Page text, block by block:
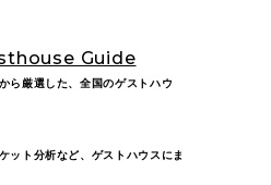
Guide
ら厳選した、全国のゲストハウ
ット分析など、ゲストハウスにま